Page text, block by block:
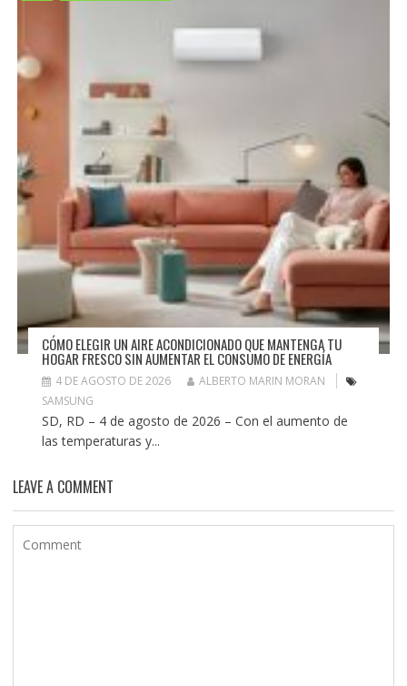
CÓMO ELEGIR UN AIRE ACONDICIONADO QUE MANTENGA TU
HOGAR FRESCO SIN AUMENTAR EL CONSUMO DE ENERGÍA
4 DE AGOSTO DE 2026
ALBERTO MARIN MORAN
SAMSUNG
SD, RD – 4 de agosto de 2026 – Con el aumento de
las temperaturas y...
LEAVE A COMMENT